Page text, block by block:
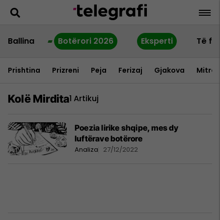
Ballina Botërori 2026 Eksperti Të
Prishtina Prizreni Peja Ferizaj Gjakova
Kolë Mirdita1 Artikuj
Poezia lirike shqipe, mes dy
luftërave botërore
Analiza 27/12/2022